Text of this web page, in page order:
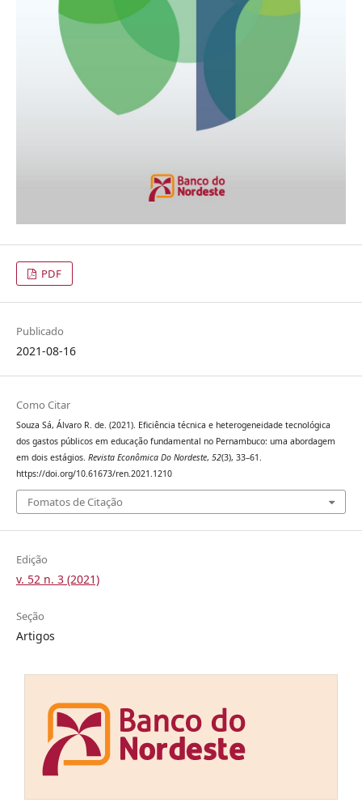
PDF
Publicado
2021-08-16
Como Citar
Souza Sá, Álvaro R. de. (2021). Eficiência técnica e heterogeneidade tecnológica
dos gastos públicos em educação fundamental no Pernambuco: uma abordagem
em dois estágios. Revista Econômica Do Nordeste, 52(3), 33–61.
https://doi.org/10.61673/ren.2021.1210
Fomatos de Citação
Edição
v. 52 n. 3 (2021)
Seção
Artigos